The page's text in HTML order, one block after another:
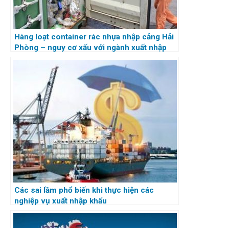
Hàng loạt container rác nhựa nhập cảng Hải
Phòng – nguy cơ xấu với ngành xuất nhập
Các sai lầm phổ biến khi thực hiện các
nghiệp vụ xuất nhập khẩu